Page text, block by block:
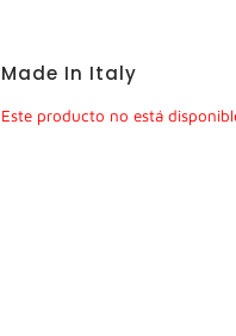
Made In Italy
Este producto no está